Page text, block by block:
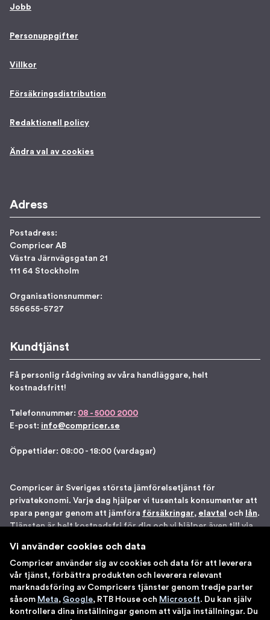
Jobb
Personuppgifter
Villkor
Försäkringsdistribution
Redaktionell policy
Ändra val av cookies
Adress
Postadress:
Compricer AB
Västra Järnvägsgatan 21
111 64 Stockholm
Organisationsnummer:
556655-5727
Kundtjänst
Få personlig rådgivning av våra handläggare, helt
kostnadsfritt!
Telefonnummer: 08 - 5000 2000
E-post: info@compricer.se
Öppettider: 08:00 - 18:00 (vardagar)
Compricer är Sveriges största jämförelsetjänst för
privatekonomi. Varje dag hjälper vi tusentals konsumenter att
spara pengar genom att jämföra försäkringar, elavtal och lån.
Tjänsten är helt kostnadsfri för dig och vi hjälper även till via
försäkringsdistributör hos Bolagsverket samt står under
Finansinspektionens tillsyn. Åtta gånger har vi blivit utsedda
till en av Sveriges 100 bästa sajter av IDG. Du kan känna dig
trygg med att använda våra tjänster.
Vi använder cookies och data
Compricer använder sig av cookies och data för att leverera
vår tjänst, förbättra produkten och leverera relevant
marknadsföring av Compricers tjänster genom tredje parter
såsom Meta, Google, RTB House och Microsoft. Du kan själv
kontrollera dina inställningar genom att välja inställningar. Du